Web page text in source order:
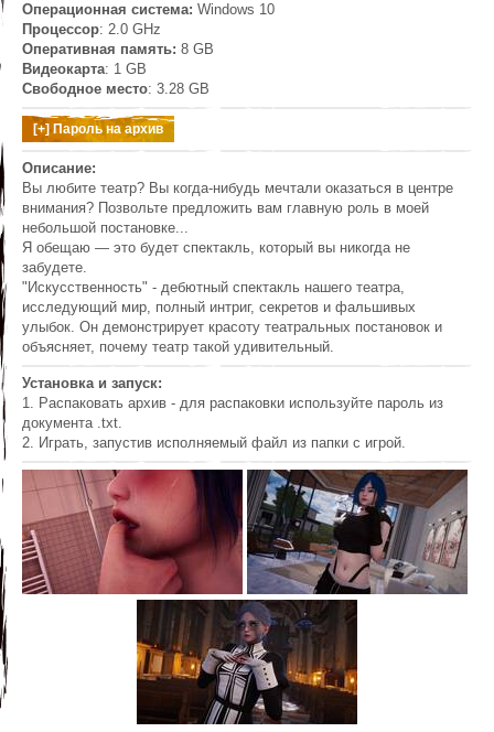
Операционная система: Windows 10
Процессор: 2.0 GHz
Оперативная память: 8 GB
Видеокарта: 1 GB
Свободное место: 3.28 GB
Описание:
Вы любите театр? Вы когда-нибудь мечтали оказаться в центре
внимания? Позвольте предложить вам главную роль в моей
небольшой постановке...
Я обещаю — это будет спектакль, который вы никогда не
забудете.
"Искусственность" - дебютный спектакль нашего театра,
исследующий мир, полный интриг, секретов и фальшивых
улыбок. Он демонстрирует красоту театральных постановок и
объясняет, почему театр такой удивительный.
Установка и запуск:
1. Распаковать архив - для распаковки используйте пароль из
документа .txt.
2. Играть, запустив исполняемый файл из папки с игрой.